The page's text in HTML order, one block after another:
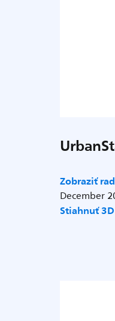
Zobraziť
December
Stiahnuť